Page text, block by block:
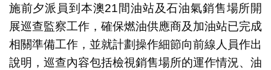
施前夕派員到本澳21間油站及石油氣銷售場所開
展巡查監察工作，確保燃油供應商及加油站已完成
相關準備工作，並就計劃操作細節向前線人員作出
說明，巡查內容包括檢視銷售場所的運作情況、油